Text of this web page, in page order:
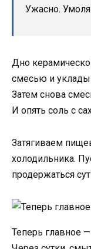
Ужасно.
Дно
смесью и
Затем снова
И опять соль с
Затягиваем
холодильника.
продержаться
Теперь главное